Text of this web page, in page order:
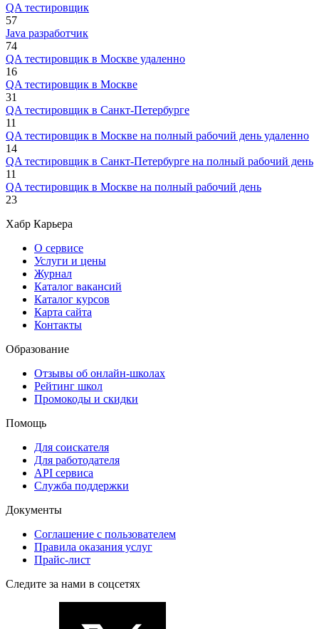
QA тестировщик
57
Java разработчик
74
QA тестировщик в Москве удаленно
16
QA тестировщик в Москве
31
QA тестировщик в Санкт-Петербурге
11
QA тестировщик в Москве на полный рабочий день удаленно
14
QA тестировщик в Санкт-Петербурге на полный рабочий день
11
QA тестировщик в Москве на полный рабочий день
23
Хабр Карьера
О сервисе
Услуги и цены
Журнал
Каталог вакансий
Каталог курсов
Карта сайта
Контакты
Образование
Отзывы об онлайн-школах
Рейтинг школ
Промокоды и скидки
Помощь
Для соискателя
Для работодателя
API сервиса
Служба поддержки
Документы
Соглашение с пользователем
Правила оказания услуг
Прайс-лист
Следите за нами в соцсетях